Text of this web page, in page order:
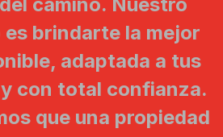
camino. Nuestro
brindarte la mejor
adaptada a tus
con total confianza.
que una propiedad